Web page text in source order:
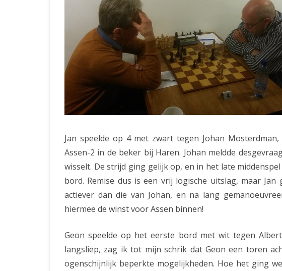
Jan speelde op 4 met zwart tegen Johan
Assen-2 in de beker bij Haren. Johan meldde
wisselt. De strijd ging gelijk op, en in het late
bord. Remise dus is een vrij logische uitslag, maar
actiever dan die van Johan, en na lang
hiermee de winst voor Assen binnen!
Geon speelde op het eerste bord met wit tegen
langsliep, zag ik tot mijn schrik dat Geon een toren
ogenschijnlijk beperkte mogelijkheden. Hoe het ging